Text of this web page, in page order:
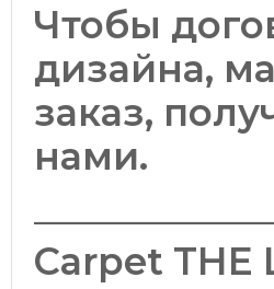
Чтобы
дизайна,
заказ,
нами.
Carpet THE